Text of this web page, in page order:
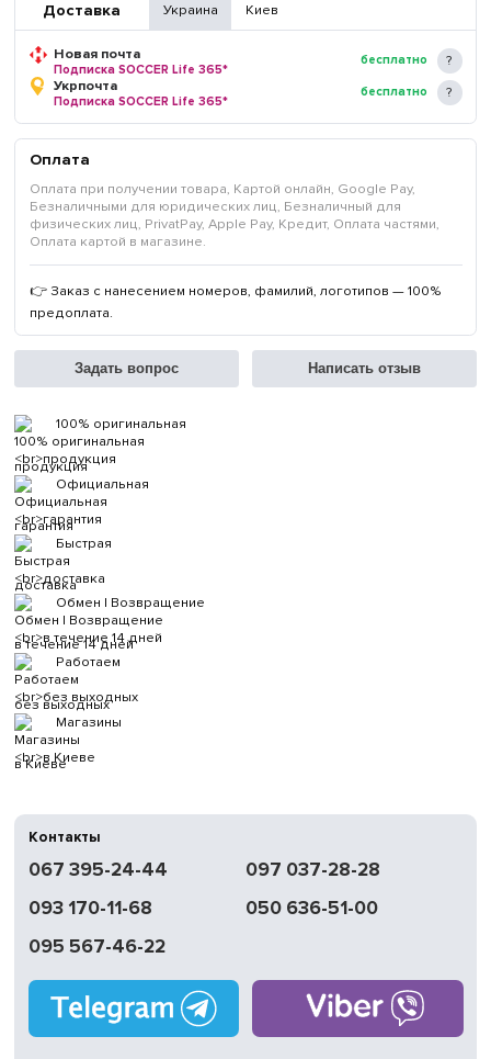
Доставка Украина Киев
Новая почта
Подписка SOCCER Life 365*
бесплатно
Укрпочта
Подписка SOCCER Life 365*
бесплатно
Оплата
Оплата при получении товара, Картой онлайн, Google Pay,
Безналичными для юридических лиц, Безналичный для
физических лиц, PrivatPay, Apple Pay, Кредит, Оплата частями,
Оплата картой в магазине.
👉 Заказ с нанесением номеров, фамилий, логотипов — 100%
предоплата.
Задать вопрос Написать отзыв
100% оригинальная
продукция
Официальная
гарантия
Быстрая
доставка
Обмен | Возвращение
в течение 14 дней
Работаем
без выходных
Магазины
в Киеве
Контакты
067 395-24-44
097 037-28-28
093 170-11-68
050 636-51-00
095 567-46-22